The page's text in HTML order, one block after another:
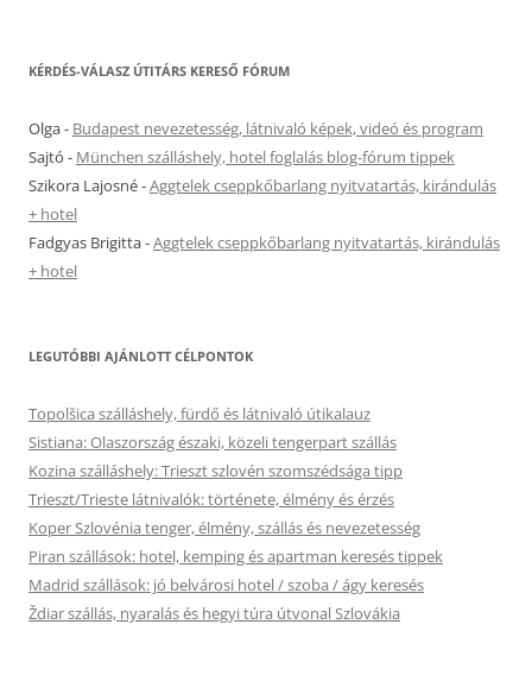
KÉRDÉS-VÁLASZ ÚTITÁRS KERESŐ FÓRUM
Olga- Budapest nevezetesség, látnivaló képek, videó és program
Sajtó - München szálláshely, hotel foglalás blog-fórum tippek
Szikora Lajosné-Aggtelek cseppkőbarlang nyitvatartás, kirándulás
+ hotel
Fadgyas Brigitta-Aggtelek cseppkőbarlang nyitvatartás, kirándulás
+ hotel
LEGUTÓBBI AJÁNLOTT CÉLPONTOK
Topolšica szálláshely, fürdő és látnivaló útikalauz
Sistiana: Olaszország északi, közeli tengerpart szállás
Kozina szálláshely: Trieszt szlovén szomszédsága tipp
Trieszt/Trieste látnivalók: története, élmény és érzés
Koper Szlovénia tenger, élmény, szállás és nevezetesség
Piran szállások: hotel, kemping és apartman keresés tippek
Madrid szállások: jó belvárosi hotel / szoba / ágy keresés
Ždiar szállás, nyaralás és hegyi túra útvonal Szlovákia